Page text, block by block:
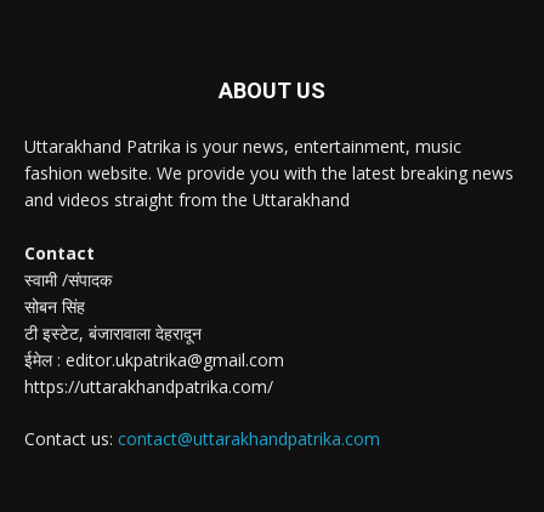
ABOUT US
Uttarakhand Patrika is your news, entertainment, music
fashion website. We provide you with the latest breaking news
and videos straight from the Uttarakhand
Contact
स्वामी /संपादक
सोबन सिंह
टी इस्टेट, बंजारावाला देहरादून
ईमेल : editor.ukpatrika@gmail.com
https://uttarakhandpatrika.com/
Contact us: contact@uttarakhandpatrika.com